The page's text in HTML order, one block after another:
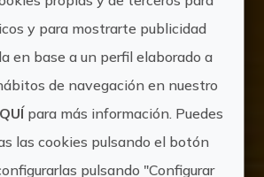
y para mostrarte publicidad
en base a un perfil elaborado a
de navegación en nuestro
para más información. Puedes
las cookies pulsando el botón
pulsando "Configurar